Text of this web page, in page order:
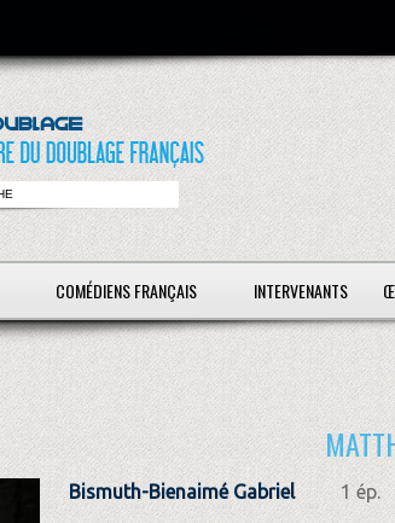
COMÉDIENS FRANÇAIS INTERVENANTS
Bismuth-Bienaimé Gabriel 1 ép.